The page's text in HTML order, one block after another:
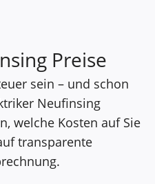
Preise
sein – und schon
Neufinsing
welche Kosten auf Sie
transparente